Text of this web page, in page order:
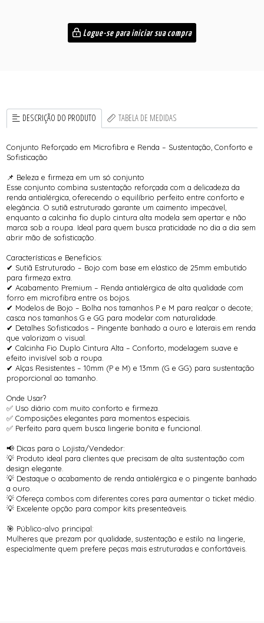
Logue-se para iniciar sua compra
DESCRIÇÃO DO PRODUTO TABELA DE MEDIDAS
Conjunto Reforçado em Microfibra e Renda – Sustentação, Conforto e
Sofisticação
📌 Beleza e firmeza em um só conjunto
Esse conjunto combina sustentação reforçada com a delicadeza da
renda antialérgica, oferecendo o equilíbrio perfeito entre conforto e
elegância. O sutiã estruturado garante um caimento impecável,
enquanto a calcinha fio duplo cintura alta modela sem apertar e não
marca sob a roupa. Ideal para quem busca praticidade no dia a dia sem
abrir mão de sofisticação.
Características e Benefícios:
✔ Sutiã Estruturado – Bojo com base em elástico de 25mm embutido
para firmeza extra.
✔ Acabamento Premium – Renda antialérgica de alta qualidade com
forro em microfibra entre os bojos.
✔ Modelos de Bojo – Bolha nos tamanhos P e M para realçar o decote;
casca nos tamanhos G e GG para modelar com naturalidade.
✔ Detalhes Sofisticados – Pingente banhado a ouro e laterais em renda
que valorizam o visual.
✔ Calcinha Fio Duplo Cintura Alta – Conforto, modelagem suave e
efeito invisível sob a roupa.
✔ Alças Resistentes – 10mm (P e M) e 13mm (G e GG) para sustentação
proporcional ao tamanho.
Onde Usar?
✅ Uso diário com muito conforto e firmeza.
✅ Composições elegantes para momentos especiais.
✅ Perfeito para quem busca lingerie bonita e funcional.
📢 Dicas para o Lojista/Vendedor:
💡 Produto ideal para clientes que precisam de alta sustentação com
design elegante.
💡 Destaque o acabamento de renda antialérgica e o pingente banhado
a ouro.
💡 Ofereça combos com diferentes cores para aumentar o ticket médio.
💡 Excelente opção para compor kits presenteáveis.
🎯 Público-alvo principal:
Mulheres que prezam por qualidade, sustentação e estilo na lingerie,
especialmente quem prefere peças mais estruturadas e confortáveis.